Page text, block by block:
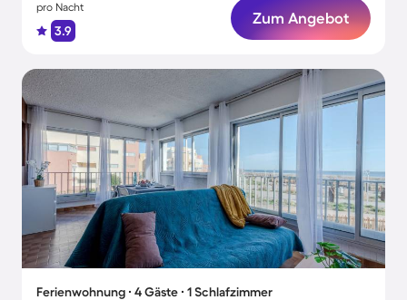
pro Nacht
3.9
Zum Angebot
Ferienwohnung ∙ 4 Gäste ∙ 1 Schlafzimmer